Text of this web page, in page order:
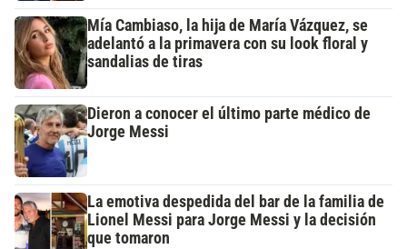
Mía Cambiaso, la hija de María Vázquez, se
adelantó a la primavera con su look floral y
sandalias de tiras
Dieron a conocer el último parte médico de
Jorge Messi
La emotiva despedida del bar de la familia de
Lionel Messi para Jorge Messi y la decisión
que tomaron